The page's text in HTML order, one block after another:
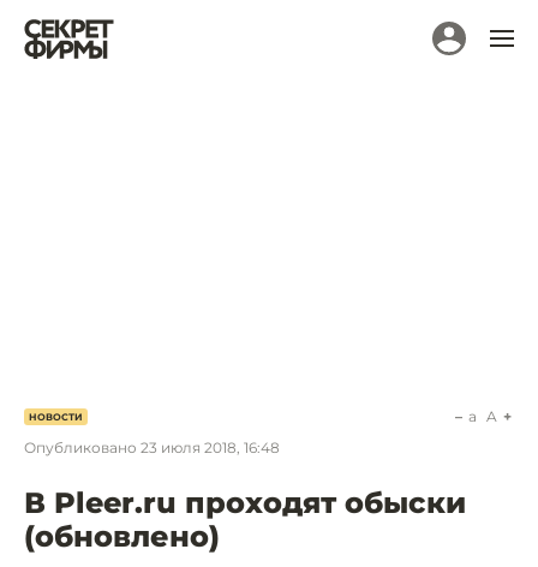
НОВОСТИ
Опубликовано 23 июля 2018, 16:48
a A
В Pleer.ru проходят обыски
(обновлено)